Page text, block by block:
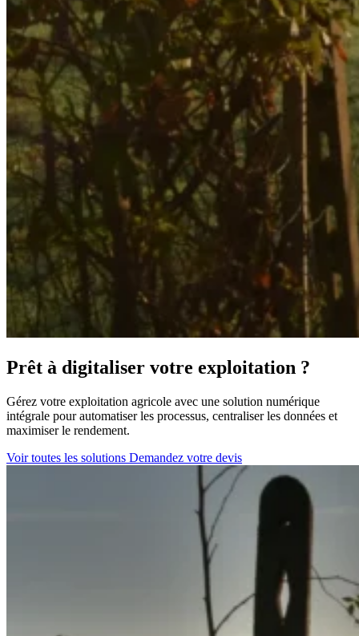
Prêt à digitaliser votre exploitation ?
Gérez votre exploitation agricole avec une solution numérique
intégrale pour automatiser les processus, centraliser les données et
maximiser le rendement.
Voir toutes les solutions Demandez votre devis